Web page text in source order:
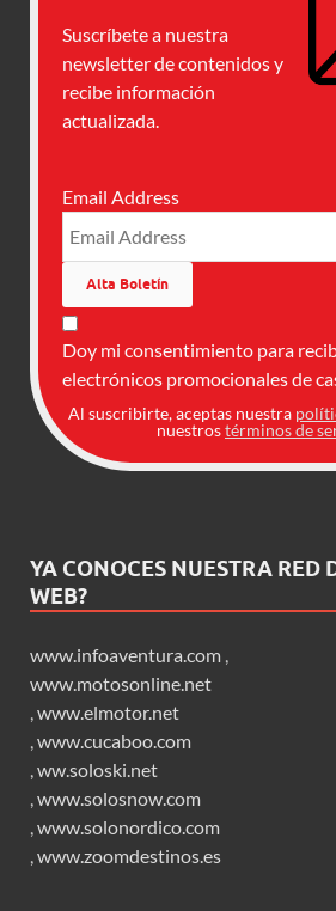
Suscríbete a nuestra
newsletter de contenidos y
recibe información
actualizada.
Email Address
Doy mi consentimiento para
electrónicos promocionales de
Al suscribirte, aceptas nuestra
nuestrostérminos de
YA CONOCES NUESTRA RED
WEB?
www.infoaventura.com
www.motosonline.net
www.elmotor.net
www.cucaboo.com
ww.soloski.net
www.solosnow.com
www.solonordico.com
www.zoomdestinos.es